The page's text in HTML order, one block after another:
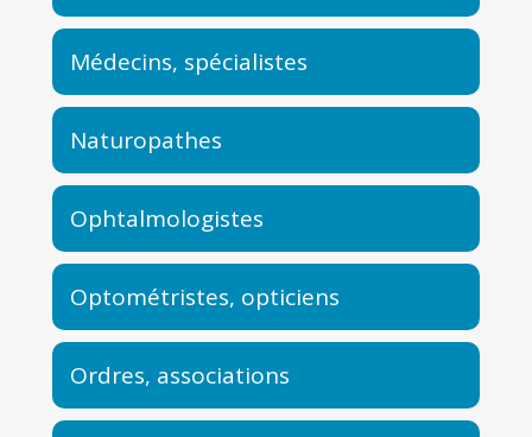
Médecins, spécialistes
Naturopathes
Ophtalmologistes
Optométristes, opticiens
Ordres, associations